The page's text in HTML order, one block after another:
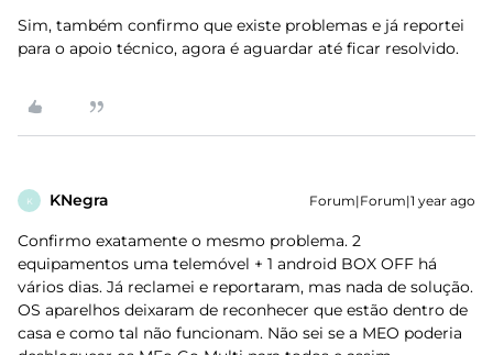
Sim, também confirmo que existe problemas e já reportei
para o apoio técnico, agora é aguardar até ficar resolvido.
K KNegra Forum|Forum|1 year ago
Confirmo exatamente o mesmo problema. 2
equipamentos uma telemóvel + 1 android BOX OFF há
vários dias. Já reclamei e reportaram, mas nada de solução.
OS aparelhos deixaram de reconhecer que estão dentro de
casa e como tal não funcionam. Não sei se a MEO poderia